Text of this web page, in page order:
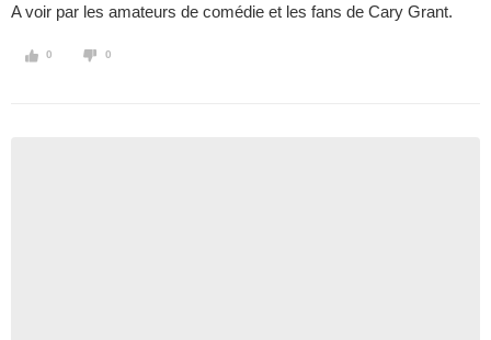
A voir par les amateurs de comédie et les fans de Cary Grant.
0 0